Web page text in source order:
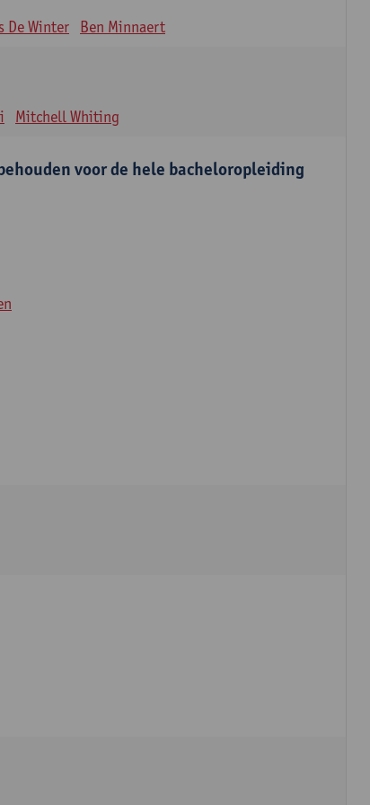
De Winter Ben Minnaert
Mitchell Whiting
voor de hele bacheloropleiding